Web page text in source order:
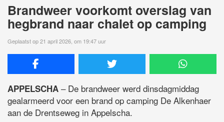
Brandweer voorkomt overslag van
hegbrand naar chalet op camping
Geplaatst op 21 april 2026, om 19:47 uur
APPELSCHA – De brandweer werd dinsdagmiddag
gealarmeerd voor een brand op camping De Alkenhaer
aan de Drentseweg in Appelscha.